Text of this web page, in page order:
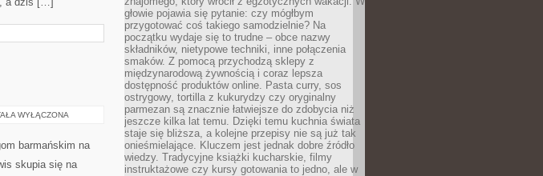
WYŁĄCZONA
barmańskim na
skupia się na
głowie pojawia się pytanie: czy mógłbym
przygotować coś takiego samodzielnie? Na
początku wydaje się to trudne – obce nazwy
składników, nietypowe techniki, inne połączenia
smaków. Z pomocą przychodzą sklepy z
międzynarodową żywnością i coraz lepsza
dostępność produktów online. Pasta curry, sos
ostrygowy, tortilla z kukurydzy czy oryginalny
parmezan są znacznie łatwiejsze do zdobycia niż
jeszcze kilka lat temu. Dzięki temu kuchnia świata
staje się bliższa, a kolejne przepisy nie są już tak
onieśmielające. Kluczem jest jednak dobre źródło
wiedzy. Tradycyjne książki kucharskie, filmy
instruktażowe czy kursy gotowania to jedno, ale w